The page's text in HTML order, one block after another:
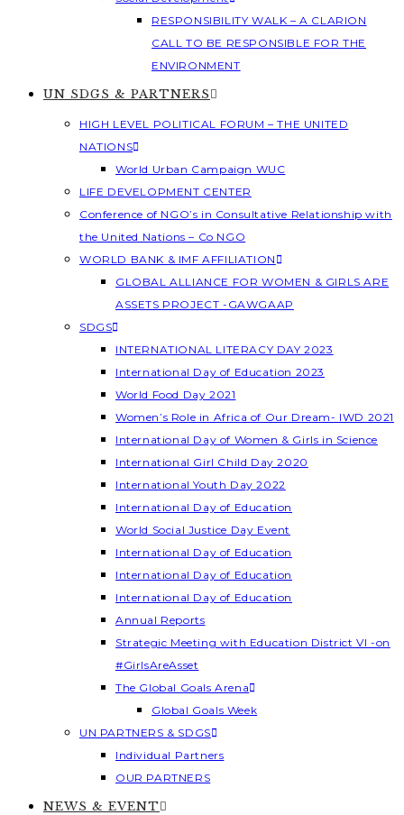
RESPONSIBILITY WALK – A CLARION
CALL TO BE RESPONSIBLE FOR THE
ENVIRONMENT
UN SDGS & PARTNERS
HIGH LEVEL POLITICAL FORUM – THE UNITED
NATIONS
World Urban Campaign WUC
LIFE DEVELOPMENT CENTER
Conference of NGO’s in Consultative Relationship with
the United Nations – Co NGO
WORLD BANK & IMF AFFILIATION
GLOBAL ALLIANCE FOR WOMEN & GIRLS ARE
ASSETS PROJECT -GAWGAAP
SDGS
INTERNATIONAL LITERACY DAY 2023
International Day of Education 2023
World Food Day 2021
Women’s Role in Africa of Our Dream- IWD 2021
International Day of Women & Girls in Science
International Girl Child Day 2020
International Youth Day 2022
International Day of Education
World Social Justice Day Event
International Day of Education
International Day of Education
International Day of Education
Annual Reports
Strategic Meeting with Education District VI -on
#GirlsAreAsset
The Global Goals Arena
Global Goals Week
UN PARTNERS & SDGS
Individual Partners
OUR PARTNERS
NEWS & EVENT